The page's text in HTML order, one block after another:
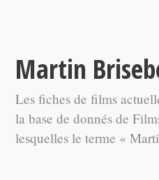
Martin
Les fiches de films
la base de donnés de
lesquelles le terme «